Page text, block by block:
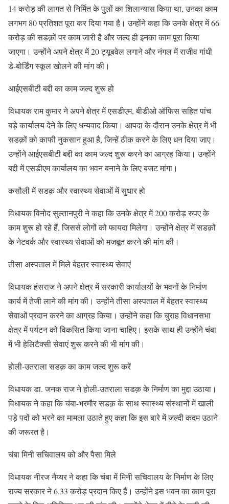
14 करोड़ की लागत से निर्मित के पुलों का शिलान्यास किया था, उनका काम
लगभग 80 प्रतिशत पूरा कर दिया गया है। उन्होंने कहा कि उनके क्षेत्र में 66
करोड़ की सडक़ों पर काम जारी है और जल्द ही इनका काम पूरा किया
जाएगा। उन्होंने अपने क्षेत्र में 20 ट्यूबवेल लगाने और नंगल में राजीव गांधी
डे-बोर्डिंग स्कूल खोलने की मांग की।
आईएसबीटी बद्दी का काम जल्द शुरू हो
विधायक राम कुमार ने अपने क्षेत्र में एसडीएम, बीडीओ ऑफिस सहित पांच
बड़े कार्यालय देने के लिए धन्यवाद किया। आपदा के दौरान उनके क्षेत्र में भी
सडक़ों को काफी नुकसान हुआ है, जिन्हें ठीक करने के लिए धन दिया जाए।
उन्होंने आईएसबीटी बद्दी का काम जल्द शुरू करने का आग्रह किया। उन्होंने
बद्दी में एसडीएम कार्यालय का भवन बनाने के लिए बजट मांगा।
कसौली में सडक़ और स्वास्थ्य सेवाओं में सुधार हो
विधायक विनोद सुल्तानपुरी ने कहा कि उनके क्षेत्र में 200 करोड़ रुपए के
काम शुरू हो रहे हैं, जिससे लोगों को फायदा मिलेगा। उन्होंने क्षेत्र में सडक़ों
के नेटवर्क और स्वास्थ्य सेवाओं को मजबूत करने की मांग की।
तीसा अस्पताल में मिले बेहतर स्वास्थ्य सेवाएं
विधायक हंसराज ने अपने क्षेत्र में सरकारी कार्यालयों के भवनों के निर्माण
कार्य में तेजी लाने की मांग की। उन्होंने तीसा अस्पताल में बेहतर स्वास्थ्य
सेवाओं प्रदान करने का आग्रह किया। उन्होंने कहा कि चुराह विधानसभा
क्षेत्र में पर्यटन को विकसित किया जाना चाहिए। इसके साथ ही उन्होंने चंबा
में भी हेलिटैक्सी सेवाएं शुरू करने की भी मांग की।
होली-उतराला सडक़ का काम जल्द शुरू करें
विधायक डा. जनक राज ने होली-उतराला सडक़ के निर्माण का मुद्दा उठाया।
विधायक ने कहा कि चंबा-भरमौर सडक़ के साथ स्वास्थ्य संस्थानों में खाली
पड़े पदों को भरने का मामला उठाते हुए कहा कि इस बारे में जल्दी कदम उठाने
की जरूरत है।
चंबा मिनी सचिवालय को और पैसा मिले
विधायक नीरज नैय्यर ने कहा कि चंबा में मिनी सचिवालय के निर्माण के लिए
राज्य सरकार ने 6.33 करोड़ प्रदान किए हैं। उन्होंने इस भवन का काम पूरा